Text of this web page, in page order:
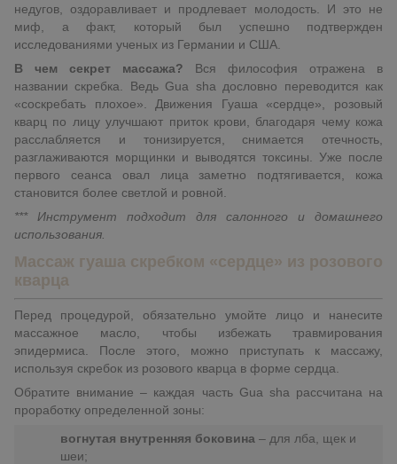
недугов, оздоравливает и продлевает молодость. И это не
миф, а факт, который был успешно подтвержден
исследованиями ученых из Германии и США.
В чем секрет массажа? Вся философия отражена в
названии скребка. Ведь Gua sha дословно переводится как
«соскребать плохое». Движения Гуаша «сердце», розовый
кварц по лицу улучшают приток крови, благодаря чему кожа
расслабляется и тонизируется, снимается отечность,
разглаживаются морщинки и выводятся токсины. Уже после
первого сеанса овал лица заметно подтягивается, кожа
становится более светлой и ровной.
*** Инструмент подходит для салонного и домашнего
использования.
Массаж гуаша скребком «сердце» из розового
кварца
Перед процедурой, обязательно умойте лицо и нанесите
массажное масло, чтобы избежать травмирования
эпидермиса. После этого, можно приступать к массажу,
используя скребок из розового кварца в форме сердца.
Обратите внимание – каждая часть Gua sha рассчитана на
проработку определенной зоны:
вогнутая внутренняя боковина – для лба, щек и
шеи;